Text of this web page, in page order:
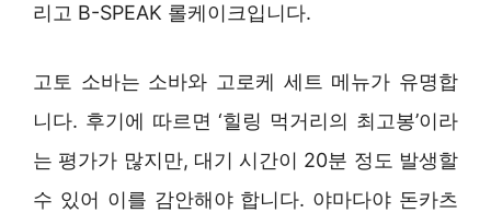
리고 B-SPEAK 롤케이크입니다.
고토 소바는 소바와 고로케 세트 메뉴가 유명합
니다. 후기에 따르면 ‘힐링 먹거리의 최고봉’이라
는 평가가 많지만, 대기 시간이 20분 정도 발생할
수 있어 이를 감안해야 합니다. 야마다야 돈카츠